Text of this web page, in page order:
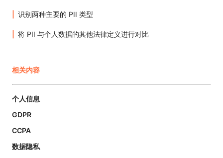
识别两种主要的 PII 类型
将 PII 与个人数据的其他法律定义进行对比
相关内容
个人信息
GDPR
CCPA
数据隐私